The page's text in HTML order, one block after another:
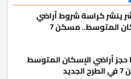
ينشر كراسة شروط أراضي
المتوسط.. مسكن 7
أراضي الإسكان المتوسط